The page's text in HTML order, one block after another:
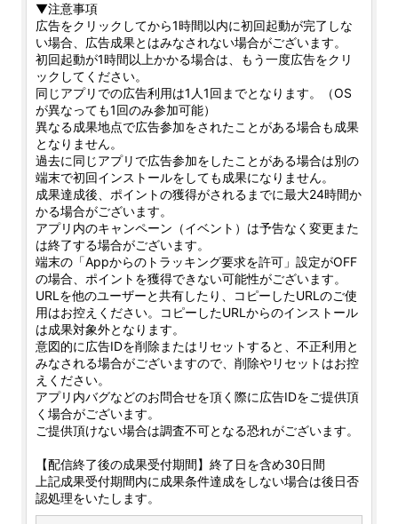
▼注意事項
広告をクリックしてから1時間以内に初回起動が完了しな
い場合、広告成果とはみなされない場合がございます。
初回起動が1時間以上かかる場合は、もう一度広告をクリ
ックしてください。
同じアプリでの広告利用は1人1回までとなります。（OS
が異なっても1回のみ参加可能）
異なる成果地点で広告参加をされたことがある場合も成果
となりません。
過去に同じアプリで広告参加をしたことがある場合は別の
端末で初回インストールをしても成果になりません。
成果達成後、ポイントの獲得がされるまでに最大24時間か
かる場合がございます。
アプリ内のキャンペーン（イベント）は予告なく変更また
は終了する場合がございます。
端末の「Appからのトラッキング要求を許可」設定がOFF
の場合、ポイントを獲得できない可能性がございます。
URLを他のユーザーと共有したり、コピーしたURLのご使
用はお控えください。コピーしたURLからのインストール
は成果対象外となります。
意図的に広告IDを削除またはリセットすると、不正利用と
みなされる場合がございますので、削除やリセットはお控
えください。
アプリ内バグなどのお問合せを頂く際に広告IDをご提供頂
く場合がございます。
ご提供頂けない場合は調査不可となる恐れがございます。
【配信終了後の成果受付期間】終了日を含め30日間
上記成果受付期間内に成果条件達成をしない場合は後日否
認処理をいたします。